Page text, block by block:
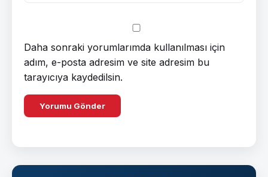
Daha sonraki yorumlarımda kullanılması için
adım, e-posta adresim ve site adresim bu
tarayıcıya kaydedilsin.